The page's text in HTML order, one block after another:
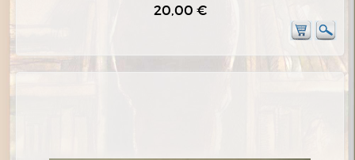
20,00 €